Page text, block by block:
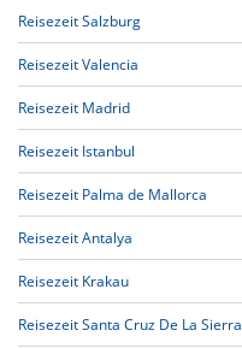
Reisezeit Salzburg
Reisezeit Valencia
Reisezeit Madrid
Reisezeit Istanbul
Reisezeit Palma de Mallorca
Reisezeit Antalya
Reisezeit Krakau
Reisezeit Santa Cruz De La Sierra